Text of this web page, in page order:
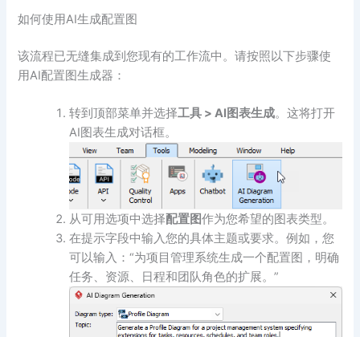
如何使用AI生成配置图
该流程已无缝集成到您现有的工作流中。请按照以下步骤使
用AI配置图生成器：
转到顶部菜单并选择工具 > AI图表生成。这将打开
AI图表生成对话框。
从可用选项中选择配置图作为您希望的图表类型。
在提示字段中输入您的具体主题或要求。例如，您
可以输入：“为项目管理系统生成一个配置图，明确
任务、资源、日程和团队角色的扩展。”